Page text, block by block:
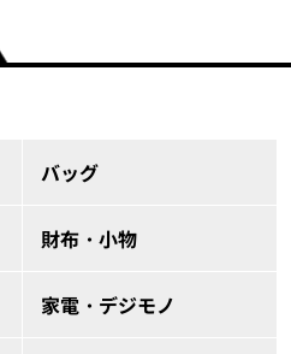
バッグ
財布・小物
家電・デジモノ